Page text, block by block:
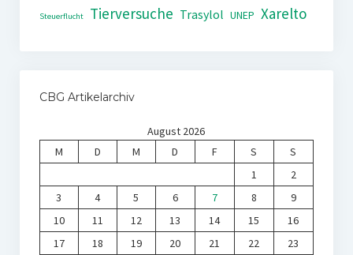
Steuerflucht Tierversuche Trasylol UNEP Xarelto
CBG Artikelarchiv
August 2026
M
D M D F S
S
1
2
3
4 5 6 7 8
9
10
11 12 13 14 15
16
17
18 19 20 21 22 23